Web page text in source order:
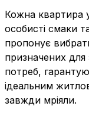
Кожна квартира
особисті смаки
пропонує
призначених для
потреб,
ідеальним
завжди мріяли.